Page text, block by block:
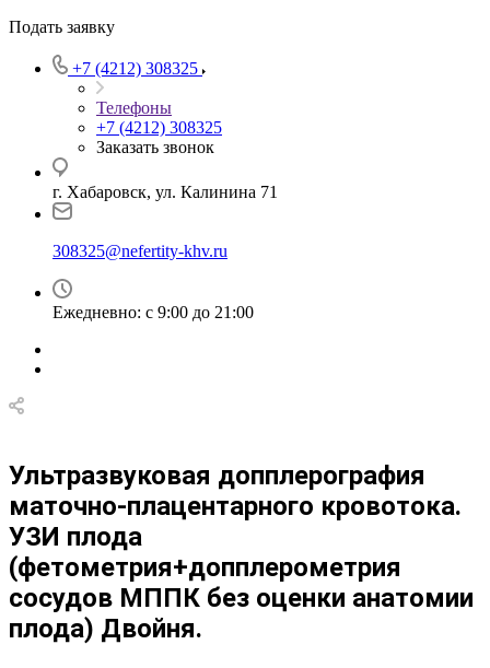
Подать заявку
+7 (4212) 308325
Телефоны
+7 (4212) 308325
Заказать звонок
г. Хабаровск, ул. Калинина 71
308325@nefertity-khv.ru
Ежедневно: с 9:00 до 21:00
Ультразвуковая допплерография
маточно-плацентарного кровотока.
УЗИ плода
(фетометрия+допплерометрия
сосудов МППК без оценки анатомии
плода) Двойня.